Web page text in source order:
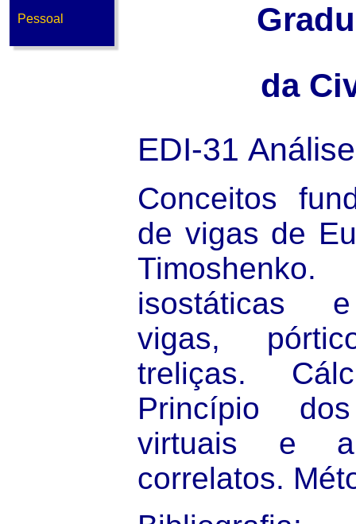
Pessoal
da
EDI-31
Conceitos
de vigas de
isostáticas
vigas,
treliças.
Princípio
virtuais e
correlatos.